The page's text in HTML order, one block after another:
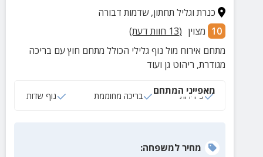
כנרת וגליל תחתון,שדמות דבורה
10 מצוין (
13 חוות דעת)
מתחם אירוח מול נוף גלילי הכולל מתחם חוץ עם בריכה
מגודרת, ריהוט גן ועוד
מאפייני המתחם
3 דירות בריכה מחוממת נוף שדות
מחירלמשפחה: